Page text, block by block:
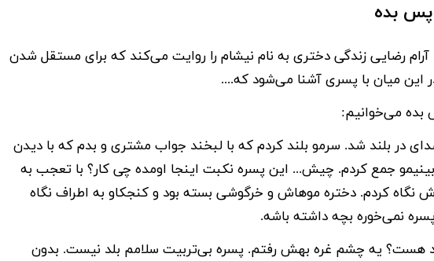
پس بده
آرام رضایی زندگی دختری به نام نیشام را روایت می‌کند که برای مستقل شدن
این میان با پسری آشنا می‌شود که....
بده می‌خوانیم:
در بلند شد. سرمو بلند کردم که با لبخند جواب مشتری و بدم که با دیدن
جمع کردم. چیش... این پسره نکبت اینجا اومده چی کار؟ با تعجب به
ساله پشت سرش نگاه کردم. دختره موهاش و خرگوشی بسته بود و کنجکاو به اطراف نگاه
نمی‌خوره بچه داشته باشه.
یه چشم غره بهش رفتم. پسره بی‌تربیت سلامم بلد نیست. بدون